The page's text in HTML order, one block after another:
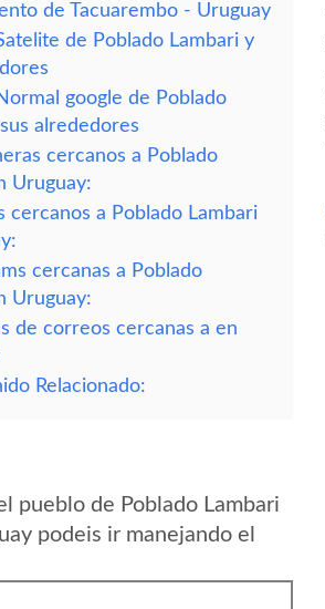
de Tacuarembo - Uruguay
de Poblado Lambari y
google de Poblado
alrededores
cercanos a Poblado
Uruguay:
cercanos a Poblado Lambari
cercanas a Poblado
Uruguay:
de correos cercanas a en
Relacionado:
pueblo de Poblado Lambari
podeis ir manejando el